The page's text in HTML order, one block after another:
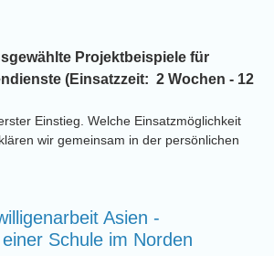
Projektbeispiele für
(Einsatzzeit: 2 Wochen - 12
Einstieg. Welche Einsatzmöglichkeit
wir gemeinsam in der persönlichen
Asien -
Schule im Norden